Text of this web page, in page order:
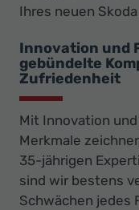
Ihres neuen
Innovation und
gebündelte
Zufriedenheit
Mit Innovation
Merkmale
35-jährigen
sind wir bestens
Schwächen jedes